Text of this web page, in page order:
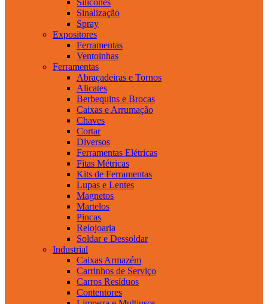
Sinalização
Spray
Expositores
Ferramentas
Ventoinhas
Ferramentas
Abraçadeiras e Tornos
Alicates
Berbequins e Brocas
Caixas e Arrumação
Chaves
Cortar
Diversos
Ferramentas Elétricas
Fitas Métricas
Kits de Ferramentas
Lupas e Lentes
Magnetos
Martelos
Pincas
Relojoaria
Soldar e Dessoldar
Industrial
Caixas Armazém
Carrinhos de Serviço
Carros Resíduos
Contentores